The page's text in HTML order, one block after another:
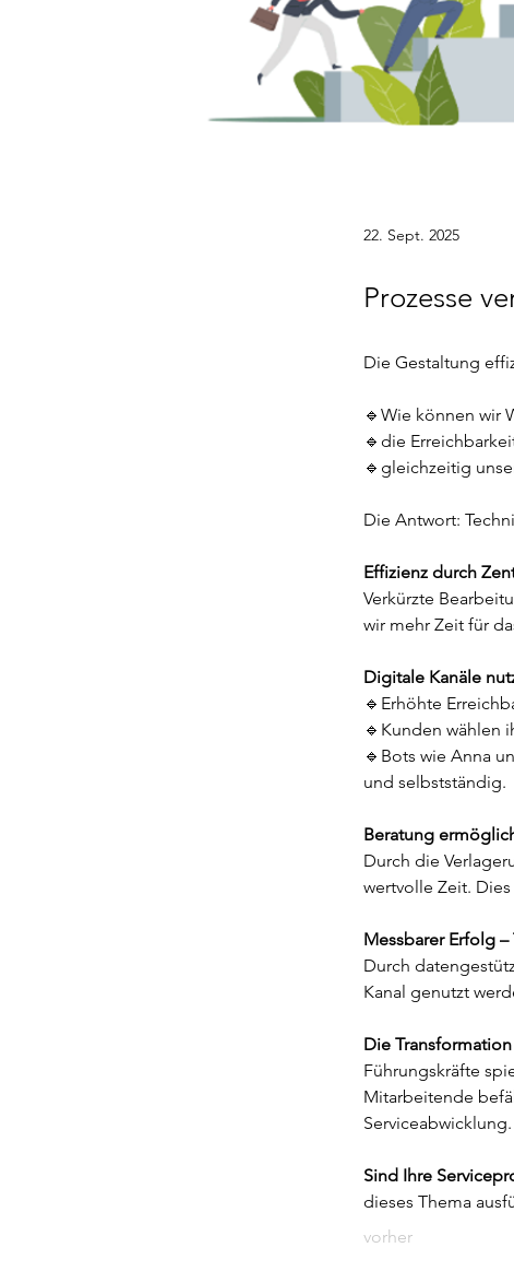
22. Sept. 2025
Prozesse
Die Gestaltung
🔹Wie können wir
🔹die
🔹gleichzeitig
Die Antwort:
Effizienz durch
Verkürzte
wir mehr Zeit für
Digitale Kanäle
🔹Erhöhte
🔹Kunden wählen
🔹Bots wie Anna
und selbstständig.
Beratung
Durch die
wertvolle Zeit.
Messbarer Erfolg
Durch
Kanal genutzt
Die
Führungskräfte
Mitarbeitende
Sind Ihre
dieses Thema
vorher